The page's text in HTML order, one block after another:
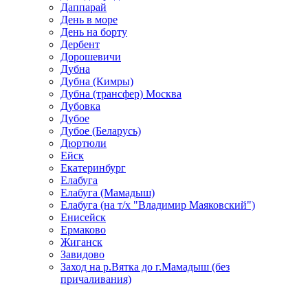
Даппарай
День в море
День на борту
Дербент
Дорошевичи
Дубна
Дубна (Кимры)
Дубна (трансфер) Москва
Дубовка
Дубое
Дубое (Беларусь)
Дюртюли
Ейск
Екатеринбург
Елабуга
Елабуга (Мамадыш)
Елабуга (на т/х "Владимир Маяковский")
Енисейск
Ермаково
Жиганск
Завидово
Заход на р.Вятка до г.Мамадыш (без
причаливания)